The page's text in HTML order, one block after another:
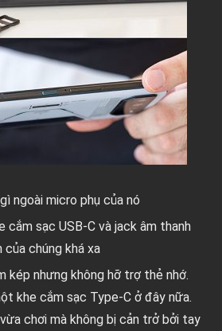
ngoài micro phụ của nó
cắm sạc USB-C và jack âm thanh
của chúng khá xa
kép nhưng không hỡ trợ thẻ nhớ.
khe cắm sạc Type-C ở đây nữa.
chơi mà không bị cản trở bởi tay